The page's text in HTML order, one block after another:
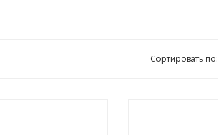
Сортировать по: